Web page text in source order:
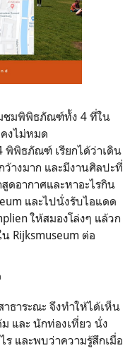
มชมพิพิธภัณฑ์ทั้ง 4 ที่ใน
งไม่หมด
พิพิธภัณฑ์ เรียกได้ว่าเดิน
ว้างมาก และมีงานศิลปะที่
ดอากาศและหาอะไรกิน
และไปนั่งรับไอแดด
ให้สมองโล่งๆ แล้วก
Rijksmuseum ต่อ
ธาระณะ จึงทำให้ได้เห็น
และ นักท่องเที่ยว นั่ง
และพบว่าความรู้สึกเมื่อ